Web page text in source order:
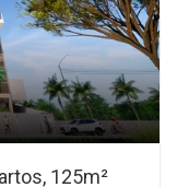
125m²